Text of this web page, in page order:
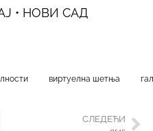
• НОВИ САД
виртуелна шетња
СЛЕДЕЋИ